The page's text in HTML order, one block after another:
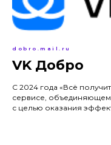
dobro.mail.ru
VK Добро
С 2024 года «Всё
сервисе,
с целью оказания